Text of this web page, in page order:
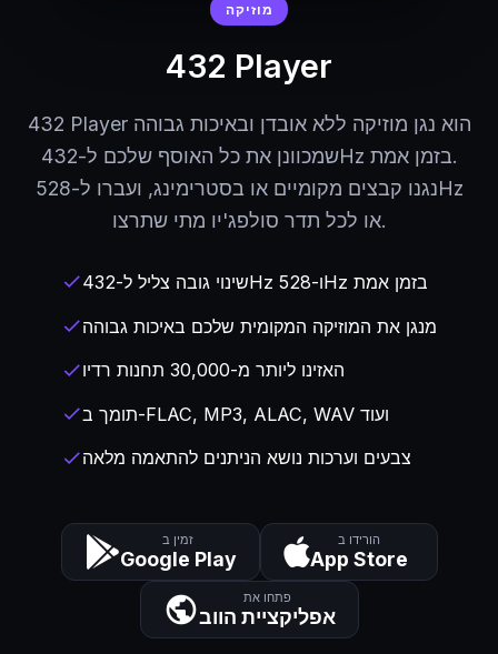
מוזיקה
432 Player
432 Player הוא נגן מוזיקה ללא אובדן ובאיכות גבוהה
שמכוונן את כל האוסף שלכם ל-432Hz בזמן אמת.
נגנו קבצים מקומיים או בסטרימינג, ועברו ל-528Hz
או לכל תדר סולפג'יו מתי שתרצו.
check שינוי גובה צליל ל-432Hz ו-528Hz בזמן אמת
checkמנגן את המוזיקה המקומית שלכם באיכות גבוהה
check האזינו ליותר מ-30,000 תחנות רדיו
check תומך ב-FLAC, MP3, ALAC, WAV ועוד
checkצבעים וערכות נושא הניתנים להתאמה מלאה
זמין ב
Google Play
הורידו ב
App Store
פתחו את
אפליקציית הווב